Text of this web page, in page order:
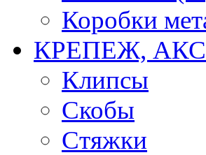
Коробки
КРЕПЕЖ,
Клипсы
Скобы
Стяжки